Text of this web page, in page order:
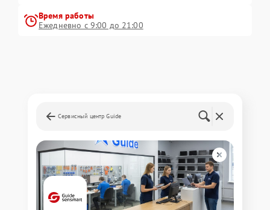
Время работы
Ежедневно с 9:00 до 21:00
Сервисный центр Guide